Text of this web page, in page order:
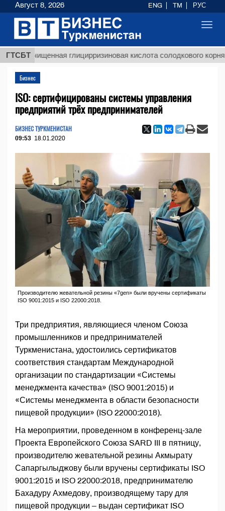
ГТСБТ глицирризиновая кислота солодкового корня
Бизнес
ISO: сертифицированы системы управления
предприятий трёх предпринимателей
БИЗНЕС ТУРКМЕНИСТАН
09:53 18.01.2020
Производителю жевательной резины «7gen» были вручены сертификаты
ISO 9001:2015 и ISO 22000:2018.
Три предприятия, являющиеся членом Союза
промышленников и предпринимателей
Туркменистана, удостоились сертификатов
соответствия стандартам Международной
организации по стандартизации «Системы
менеджмента качества» (ISO 9001:2015) и
«Системы менеджмента в области безопасности
пищевой продукции» (ISO 22000:2018).
На мероприятии, проведенном в конференц-зале
Проекта Европейского Союза SARD III в пятницу,
производителю жевательной резины Акмырату
Сапаргылыджову были вручены сертификаты ISO
9001:2015 и ISO 22000:2018, предпринимателю
Бахадуру Ахмедову, производящему тару для
пищевой продукции – выдан сертификат ISO
Август 8, 2026 ENG TM РУС